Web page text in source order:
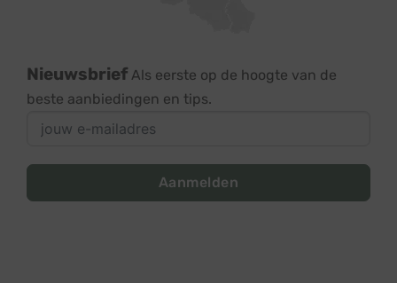
Nieuwsbrief Als eerste op de hoogte van de
beste aanbiedingen en tips.
Aanmelden